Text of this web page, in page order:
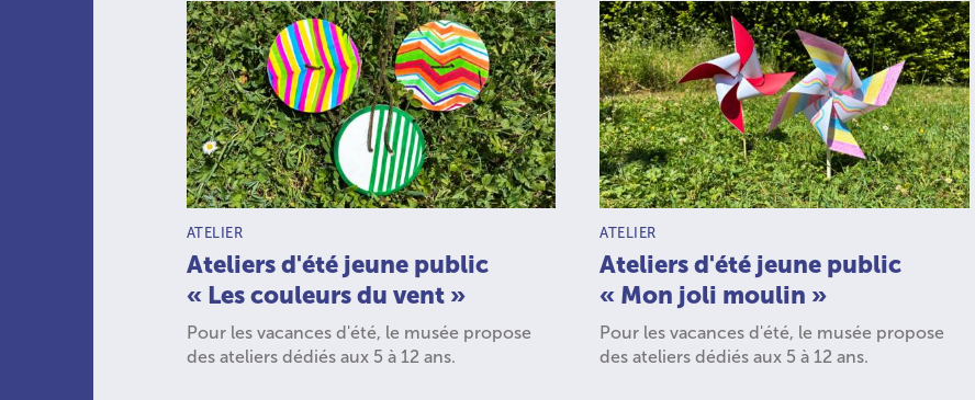
TYPE D’ACTIVITÉ :
ATELIER
Ateliers d'été jeune public
« Les couleurs du vent »
Pour les vacances d'été, le musée propose
des ateliers dédiés aux 5 à 12 ans.
TYPE D’ACTIVITÉ :
ATELIER
Ateliers d'été jeune public
« Mon joli moulin »
Pour les vacances d'été, le musée propose
des ateliers dédiés aux 5 à 12 ans.